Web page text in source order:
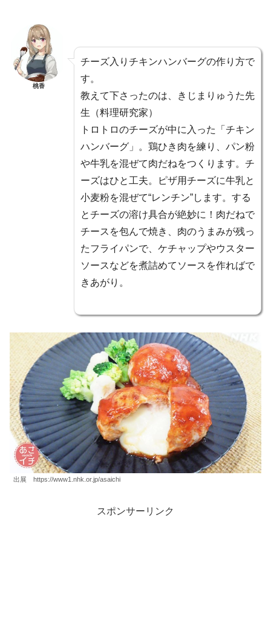
桃香
チーズ入りチキンハンバーグの作り方で
す。
教えて下さったのは、きじまりゅうた先
生（料理研究家）
トロトロのチーズが中に入った「チキン
ハンバーグ」。鶏ひき肉を練り、パン粉
や牛乳を混ぜて肉だねをつくります。チ
ーズはひと工夫。ピザ用チーズに牛乳と
小麦粉を混ぜて“レンチン”します。する
とチーズの溶け具合が絶妙に！肉だねで
チースを包んで焼き、肉のうまみが残っ
たフライパンで、ケチャップやウスター
ソースなどを煮詰めてソースを作ればで
きあがり。
出展 https://www1.nhk.or.jp/asaichi
スポンサーリンク